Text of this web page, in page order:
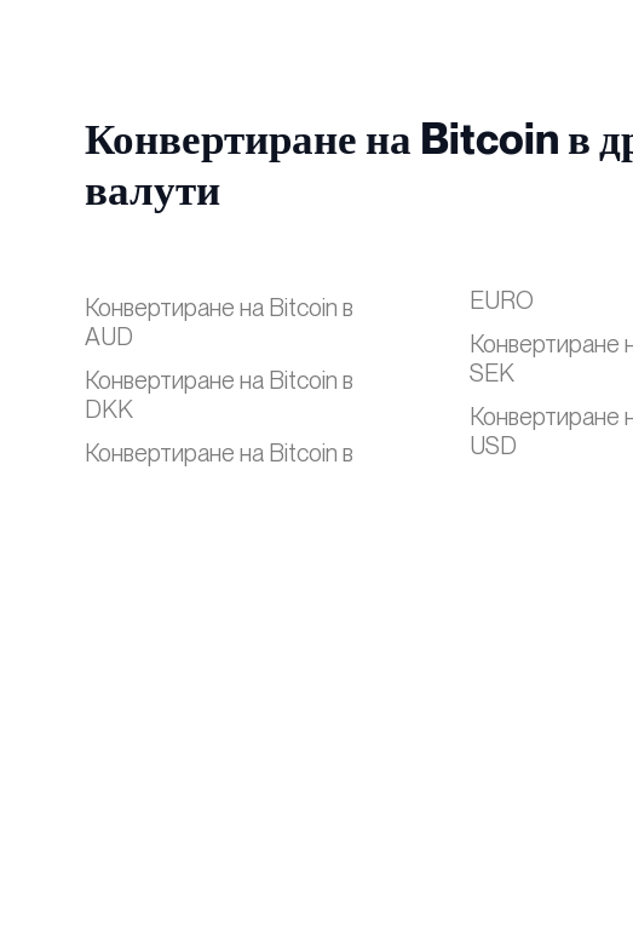
Конвертиране на Bitcoin в
валути
Конвертиране на Bitcoin в
AUD
Конвертиране на Bitcoin в
DKK
Конвертиране на Bitcoin в
EURO
Конвертиране
SEK
Конвертиране
USD